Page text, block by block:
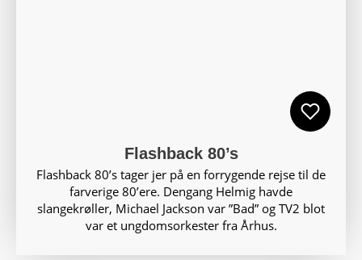
Flashback 80’s
Flashback 80’s tager jer på en forrygende rejse til de
farverige 80’ere. Dengang Helmig havde
slangekrøller, Michael Jackson var ”Bad” og TV2 blot
var et ungdomsorkester fra Århus.